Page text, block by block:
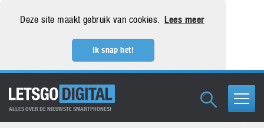
Deze site maakt gebruik van cookies. Lees meer
Ik snap het!
ALLES OVER DE NIEUWSTE SMARTPHONES!